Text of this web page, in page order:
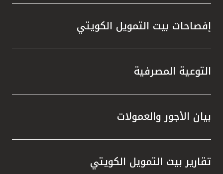
ألمانيا
تركيا
مصر
المملكة المتحدة
إفصاحات بيت التمويل الكويتي
التوعية المصرفية
بيان الأجور والعمولات
تقارير بيت التمويل الكويتي